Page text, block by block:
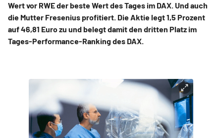
Wert vor RWE der beste Wert des Tages im DAX. Und auch
die Mutter Fresenius profitiert. Die Aktie legt 1,5 Prozent
auf 46,81 Euro zu und belegt damit den dritten Platz im
Tages-Performance-Ranking des DAX.